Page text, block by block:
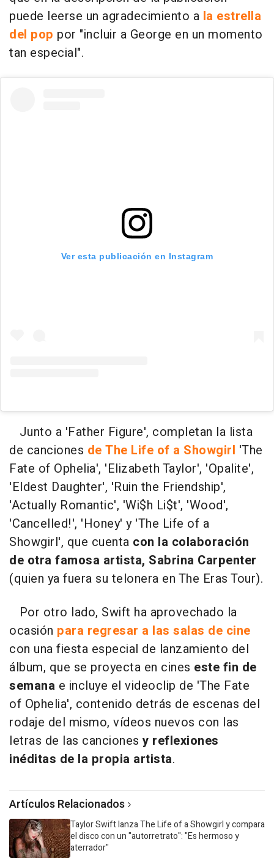
puede leerse un agradecimiento a la estrella
del pop por "incluir a George en un momento
tan especial".
Ver esta publicación en Instagram
Junto a 'Father Figure', completan la lista
de canciones de The Life of a Showgirl 'The
Fate of Ophelia', 'Elizabeth Taylor', 'Opalite',
'Eldest Daughter', 'Ruin the Friendship',
'Actually Romantic', 'Wi$h Li$t', 'Wood',
'Cancelled!', 'Honey' y 'The Life of a
Showgirl', que cuenta con la colaboración
de otra famosa artista, Sabrina Carpenter
(quien ya fuera su telonera en The Eras Tour).
Por otro lado, Swift ha aprovechado la
ocasión para regresar a las salas de cine
con una fiesta especial de lanzamiento del
álbum, que se proyecta en cines este fin de
semana e incluye el videoclip de 'The Fate
of Ophelia', contenido detrás de escenas del
rodaje del mismo, vídeos nuevos con las
letras de las canciones y reflexiones
inéditas de la propia artista.
Artículos Relacionados
Taylor Swift lanza The Life of a Showgirl y compara
el disco con un "autorretrato": "Es hermoso y
aterrador"